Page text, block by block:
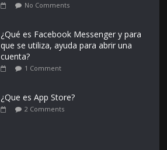
No Comments
¿Qué es Facebook Messenger y para
que se utiliza, ayuda para abrir una
cuenta?
1 Comment
¿Que es App Store?
2 Comments